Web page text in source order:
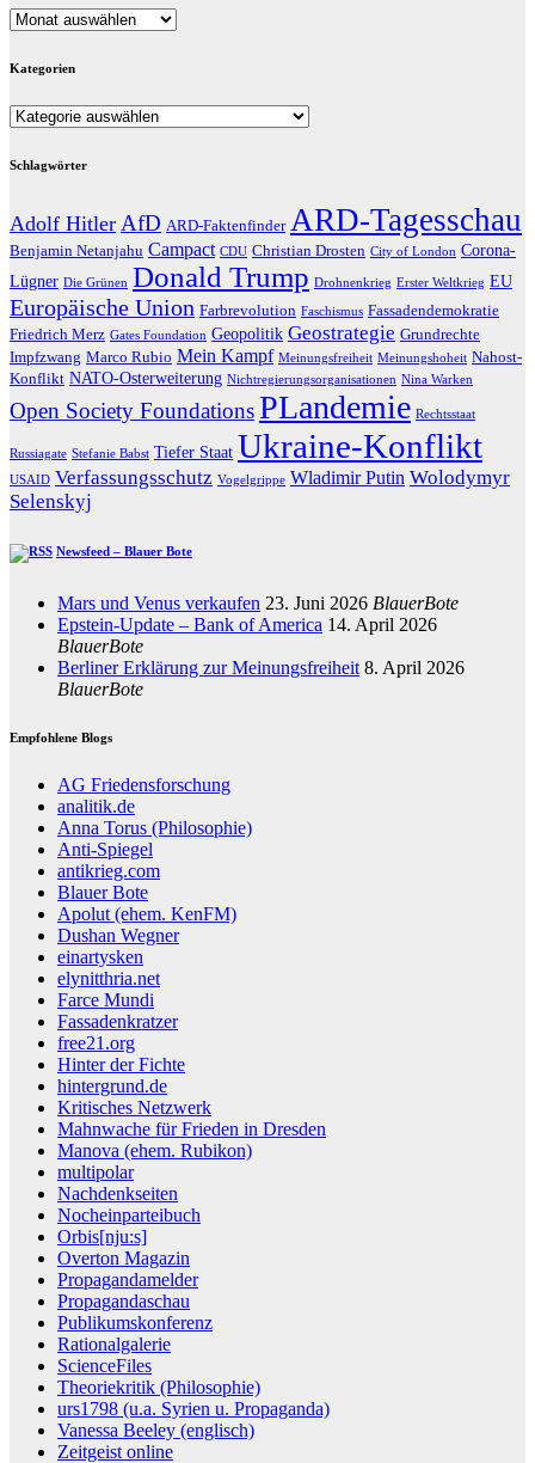
Archive
Kategorien
Kategorien
Schlagwörter
Adolf Hitler AfD ARD-Faktenfinder ARD-Tagesschau
Benjamin Netanjahu Campact CDU Christian Drosten City of London Corona-
Lügner Die Grünen Donald Trump Drohnenkrieg Erster Weltkrieg EU
Europäische Union Farbrevolution Faschismus Fassadendemokratie
Friedrich Merz Gates Foundation Geopolitik Geostrategie Grundrechte
Impfzwang Marco Rubio Mein Kampf Meinungsfreiheit Meinungshoheit Nahost-
Konflikt NATO-Osterweiterung Nichtregierungsorganisationen Nina Warken
Open Society FoundationsPLandemie Rechtsstaat
Russiagate Stefanie Babst Tiefer Staat Ukraine-Konflikt
USAID Verfassungsschutz Vogelgrippe Wladimir Putin Wolodymyr
Selenskyj
Newsfeed – Blauer Bote
Mars und Venus verkaufen 23. Juni 2026 BlauerBote
Epstein-Update – Bank of America 14. April 2026
BlauerBote
Berliner Erklärung zur Meinungsfreiheit 8. April 2026
BlauerBote
Empfohlene Blogs
AG Friedensforschung
analitik.de
Anna Torus (Philosophie)
Anti-Spiegel
antikrieg.com
Blauer Bote
Apolut (ehem. KenFM)
Dushan Wegner
einartysken
elynitthria.net
Farce Mundi
Fassadenkratzer
free21.org
Hinter der Fichte
hintergrund.de
Kritisches Netzwerk
Mahnwache für Frieden in Dresden
Manova (ehem. Rubikon)
multipolar
Nachdenkseiten
Nocheinparteibuch
Orbis[nju:s]
Overton Magazin
Propagandamelder
Propagandaschau
Publikumskonferenz
Rationalgalerie
ScienceFiles
Theoriekritik (Philosophie)
urs1798 (u.a. Syrien u. Propaganda)
Vanessa Beeley (englisch)
Zeitgeist online